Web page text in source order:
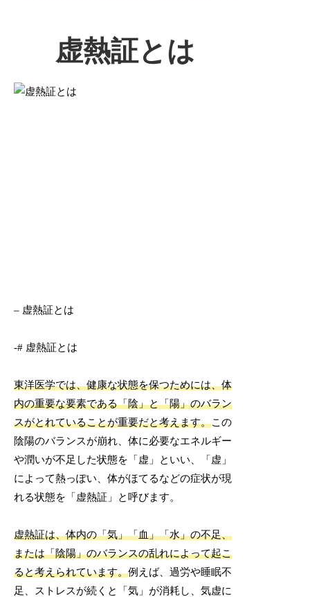
虚熱証とは
– 虚熱証とは
-# 虚熱証とは
東洋医学では、健康な状態を保つためには、体
内の重要な要素である「陰」と「陽」のバラン
スがとれていることが重要だと考えます。この
陰陽のバランスが崩れ、体に必要なエネルギー
や潤いが不足した状態を「虚」といい、「虚」
によって熱っぽい、体がほてるなどの症状が現
れる状態を「虚熱証」と呼びます。
虚熱証は、体内の「気」「血」「水」の不足、
または「陰陽」のバランスの乱れによって起こ
ると考えられています。例えば、過労や睡眠不
足、ストレスが続くと「気」が消耗し、気虚に